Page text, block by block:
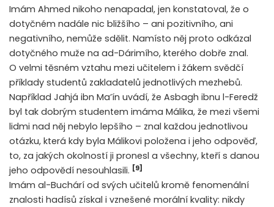
Imám Ahmed nikoho nenapadal, jen konstatoval, že o
dotyčném nadále nic bližšího – ani pozitivního, ani
negativního, nemůže sdělit. Namísto něj proto odkázal
dotyčného muže na ad-Dárimího, kterého dobře znal.
O velmi těsném vztahu mezi učitelem i žákem svědčí
příklady studentů zakladatelů jednotlivých mezhebů.
Například Jahjá ibn Ma’ín uvádí, že Asbagh ibnu l-Feredž
byl tak dobrým studentem imáma Málika, že mezi všemi
lidmi nad něj nebylo lepšího – znal každou jednotlivou
otázku, která kdy byla Málikovi položena i jeho odpověď,
to, za jakých okolností ji pronesl a všechny, kteří s danou
jeho odpovědí nesouhlasili. [9]
Imám al-Buchárí od svých učitelů kromě fenomenální
znalosti hadísů získal i vznešené morální kvality: nikdy